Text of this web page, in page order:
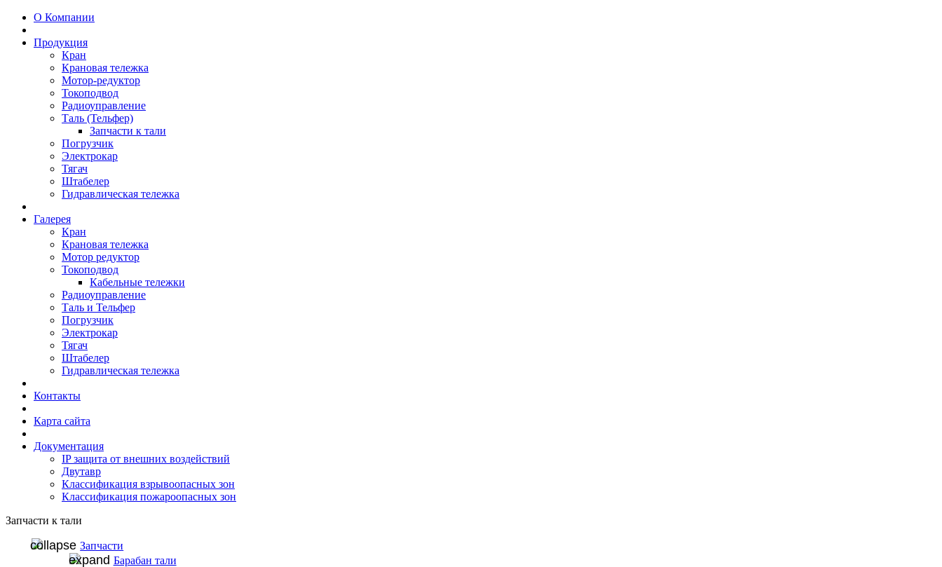
О Компании
Продукция
Кран
Крановая тележка
Мотор-редуктор
Токоподвод
Радиоуправление
Таль (Тельфер)
Запчасти к тали
Погрузчик
Электрокар
Тягач
Штабелер
Гидравлическая тележка
Галерея
Кран
Крановая тележка
Мотор редуктор
Токоподвод
Кабельные тележки
Радиоуправление
Таль и Тельфер
Погрузчик
Электрокар
Тягач
Штабелер
Гидравлическая тележка
Контакты
Карта сайта
Документация
IP защита от внешних воздействий
Двутавр
Классификация взрывоопасных зон
Классификация пожароопасных зон
Запчасти к тали
Запчасти
Барабан тали